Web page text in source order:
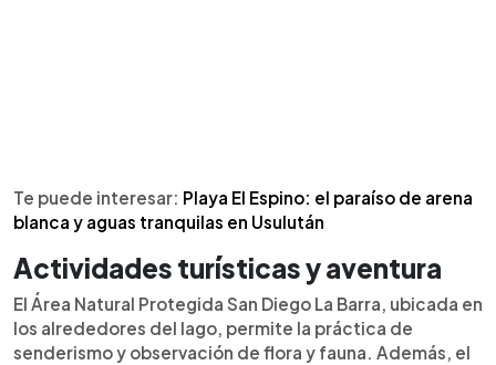
Te puede interesar: Playa El Espino: el paraíso de arena
blanca y aguas tranquilas en Usulután
Actividades turísticas y aventura
El Área Natural Protegida San Diego La Barra, ubicada en
los alrededores del lago, permite la práctica de
senderismo y observación de flora y fauna. Además, el